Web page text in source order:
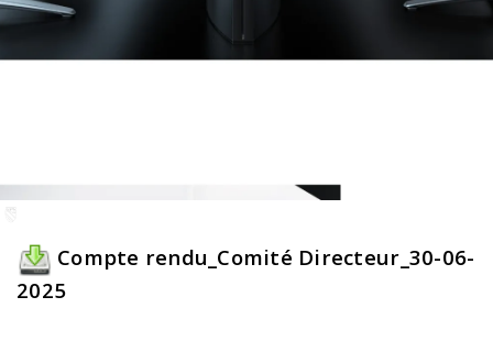
Compte rendu_Comité Directeur_30-06-
2025